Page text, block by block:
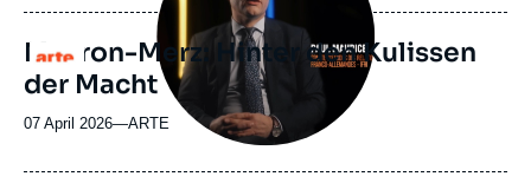
journal,
revue
ou
émission
Logo
Macron-Merz: Hinter den Kulissen
der Macht
07 April 2026—Nom
journal,
ARTE